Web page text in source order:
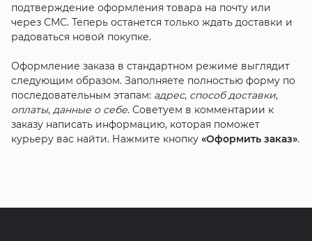
подтверждение оформления товара на почту или
через СМС. Теперь останется только ждать доставки и
радоваться новой покупке.
Оформление заказа в стандартном режиме выглядит
следующим образом. Заполняете полностью форму по
последовательным этапам: адрес, способ доставки,
оплаты, данные о себе. Советуем в комментарии к
заказу написать информацию, которая поможет
курьеру вас найти. Нажмите кнопку «Оформить заказ».